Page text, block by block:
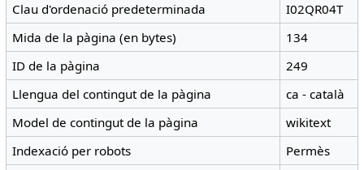
Clau d'ordenació predeterminada
I02QR04T
Mida de la pàgina (en bytes)
134
ID de la pàgina
249
Llengua del contingut de la pàgina
ca - català
Model de contingut de la pàgina
wikitext
Indexació per robots
Permès